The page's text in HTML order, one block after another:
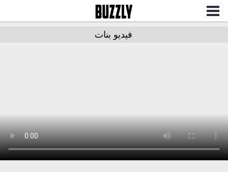
فيديو بنات